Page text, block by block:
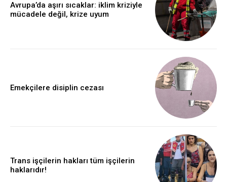
Avrupa’da aşırı sıcaklar: iklim kriziyle
mücadele değil, krize uyum
Emekçilere disiplin cezası
Trans işçilerin hakları tüm işçilerin
haklarıdır!